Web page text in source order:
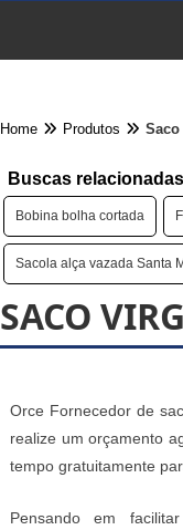
Home Produtos
Buscas
Bobina bolha cortada
Sacola alça vazada Santa
SACO
Orce Fornecedor de
realize um orçamento
tempo gratuitamente
Pensando em